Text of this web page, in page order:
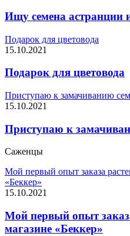
Ищу семена астранции
Подарок для цветовода
15.10.2021
Подарок для цветовода
Приступаю к замачиванию
15.10.2021
Приступаю к
Саженцы
Мой первый опыт заказа
«Беккер»
15.10.2021
Мой первый опыт
магазине «Беккер»